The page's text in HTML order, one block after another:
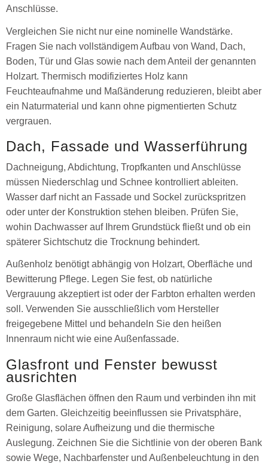
Anschlüsse.
Vergleichen Sie nicht nur eine nominelle Wandstärke.
Fragen Sie nach vollständigem Aufbau von Wand, Dach,
Boden, Tür und Glas sowie nach dem Anteil der genannten
Holzart. Thermisch modifiziertes Holz kann
Feuchteaufnahme und Maßänderung reduzieren, bleibt aber
ein Naturmaterial und kann ohne pigmentierten Schutz
vergrauen.
Dach, Fassade und Wasserführung
Dachneigung, Abdichtung, Tropfkanten und Anschlüsse
müssen Niederschlag und Schnee kontrolliert ableiten.
Wasser darf nicht an Fassade und Sockel zurückspritzen
oder unter der Konstruktion stehen bleiben. Prüfen Sie,
wohin Dachwasser auf Ihrem Grundstück fließt und ob ein
späterer Sichtschutz die Trocknung behindert.
Außenholz benötigt abhängig von Holzart, Oberfläche und
Bewitterung Pflege. Legen Sie fest, ob natürliche
Vergrauung akzeptiert ist oder der Farbton erhalten werden
soll. Verwenden Sie ausschließlich vom Hersteller
freigegebene Mittel und behandeln Sie den heißen
Innenraum nicht wie eine Außenfassade.
Glasfront und Fenster bewusst
ausrichten
Große Glasflächen öffnen den Raum und verbinden ihn mit
dem Garten. Gleichzeitig beeinflussen sie Privatsphäre,
Reinigung, solare Aufheizung und die thermische
Auslegung. Zeichnen Sie die Sichtlinie von der oberen Bank
sowie Wege, Nachbarfenster und Außenbeleuchtung in den